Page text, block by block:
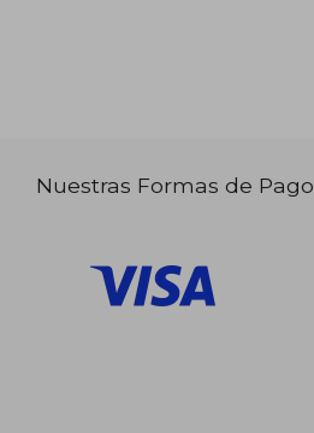
Nuestras Formas de Pago